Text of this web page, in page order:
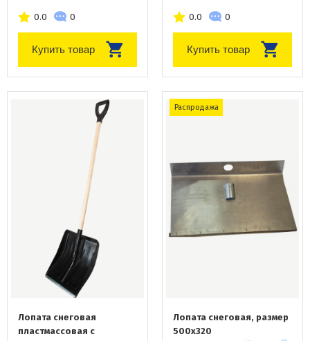
0.0 0
Купить товар
0.0 0
Купить товар
Лопата снеговая
пластмассовая с
Распродажа
Лопата снеговая, размер
500х320